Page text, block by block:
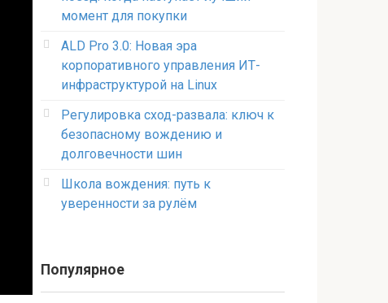
момент для покупки
ALD Pro 3.0: Новая эра
корпоративного управления ИТ-
инфраструктурой на Linux
Регулировка сход-развала: ключ к
безопасному вождению и
долговечности шин
Школа вождения: путь к
уверенности за рулём
Популярное